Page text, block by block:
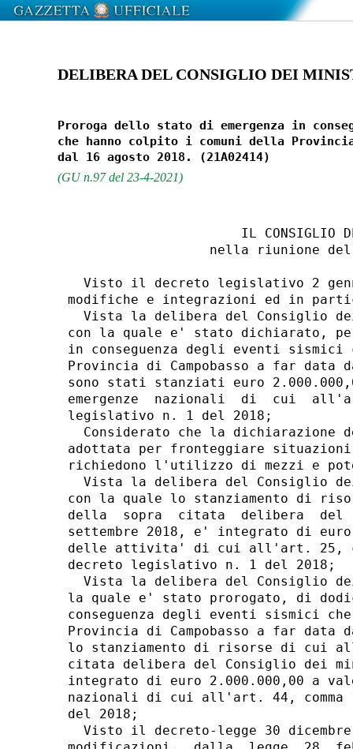
DELIBERA DEL CONSIGLIO DEI
Proroga dello stato di emergenza in
che hanno colpito i comuni della
(GU n.97 del 23-4-2021)
IL CONSIGLIO
nella riunione
Visto il decreto legislativo 2
modifiche e integrazioni ed in
Vista la delibera del Consiglio
con la quale e' stato dichiarato,
in conseguenza degli eventi
Provincia di Campobasso a far data
sono stati stanziati euro
emergenze  nazionali  di  cui
legislativo n. 1 del 2018;
Considerato che la dichiarazione
adottata per fronteggiare
richiedono l'utilizzo di mezzi e
Vista la delibera del Consiglio
con la quale lo stanziamento di
della  sopra  citata  delibera
settembre 2018, e' integrato di
delle attivita' di cui all'art. 25,
decreto legislativo n. 1 del 2018;
Vista la delibera del Consiglio
la quale e' stato prorogato, di
conseguenza degli eventi sismici
Provincia di Campobasso a far data
lo stanziamento di risorse di cui
citata delibera del Consiglio dei
integrato di euro 2.000.000,00 a
nazionali di cui all'art. 44,
del 2018;
Visto il decreto-legge 30